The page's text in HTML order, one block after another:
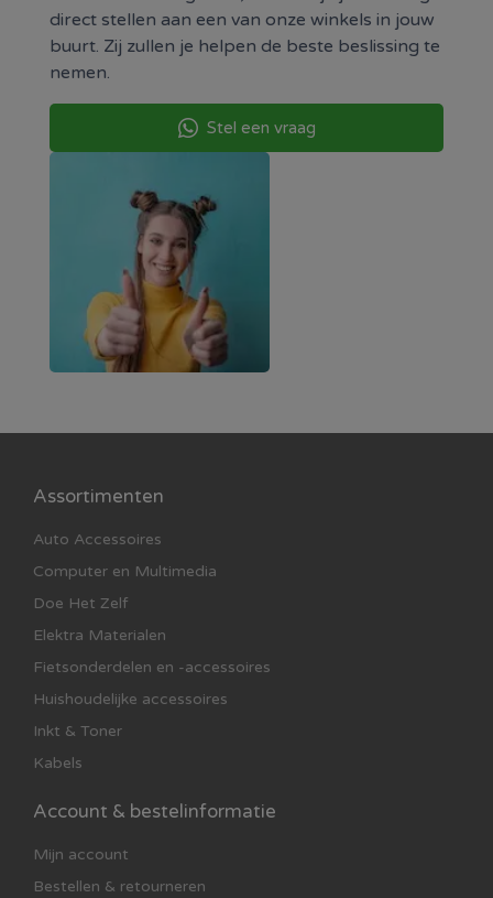
direct stellen aan een van onze winkels in jouw
buurt. Zij zullen je helpen de beste beslissing te
nemen.
Stel een vraag
Assortimenten
Auto Accessoires
Computer en Multimedia
Doe Het Zelf
Elektra Materialen
Fietsonderdelen en -accessoires
Huishoudelijke accessoires
Inkt & Toner
Kabels
Account & bestelinformatie
Mijn account
Bestellen & retourneren